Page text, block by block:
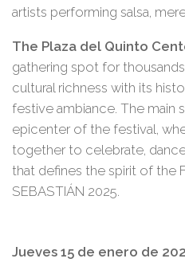
artists performing salsa,
The Plaza del Quinto
gathering spot for
cultural richness with its
festive ambiance. The main
epicenter of the festival,
together to celebrate,
that defines the spirit of the
SEBASTIÁN 2025.
Jueves 15 de enero de